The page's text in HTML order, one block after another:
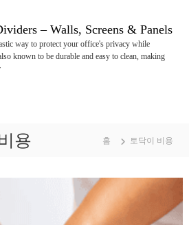
– Walls, Screens & Panels
way to protect your office's privacy while
known to be durable and easy to clean, making
용 홈 토닥이 비용